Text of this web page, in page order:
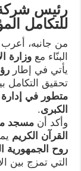
رئيس شركة
للتكامل
من جانبه، أعرب
البنّاء مع وزارة
يأتي في إطار
تحقيق التكامل
متطور في إدارة
الكبرى.
وأكد أن مسجد
القرآن الكريم
روح الجمهورية
التي تمزج بين